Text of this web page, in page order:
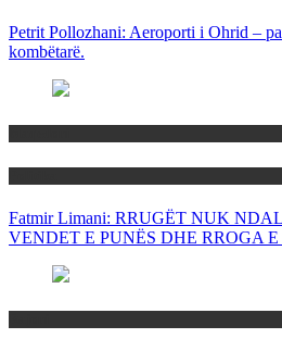
Petrit Pollozhani: Aeroporti i Ohrid –
kombëtarë.
Fatmir Limani: RRUGËT NUK
VENDET E PUNËS DHE RROGA